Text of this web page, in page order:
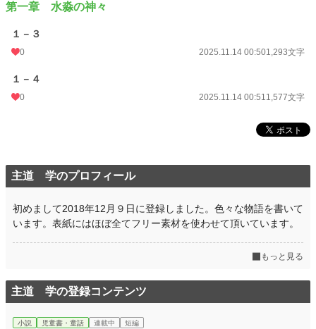
週間ポイント
年間ポイント
第一章 水淼の神々
１－３
0 2025.11.14 00:501,293文字
１－４
0 2025.11.14 00:511,577文字
主道 学のプロフィール
初めまして2018年12月９日に登録しました。色々な物語を書いて
います。表紙にはほぼ全てフリー素材を使わせて頂いています。
もっと見る
主道 学の登録コンテンツ
小説 児童書・童話 連載中 短編